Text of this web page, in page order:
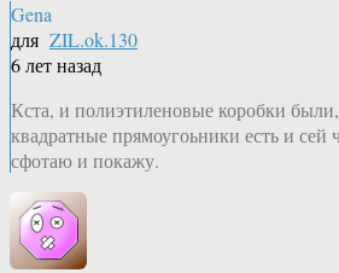
Gena
для ZIL.ok.130
6 лет назад
Кста, и полиэтиленовые коробки
квадратные прямоугоьники есть и
сфотаю и покажу.